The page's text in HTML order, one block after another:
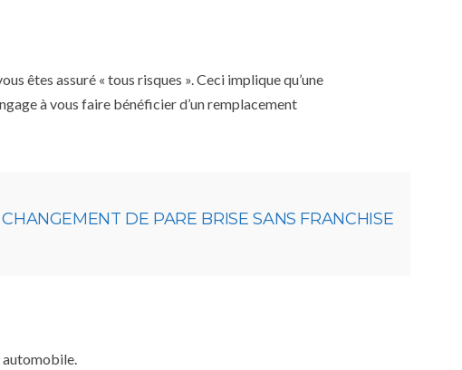
êtes assuré « tous risques ». Ceci implique qu’une
à vous faire bénéficier d’un remplacement
DE PARE BRISE SANS FRANCHISE
automobile.